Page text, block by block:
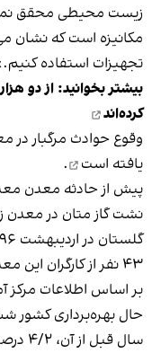
مکانیزه است که نشان
تجهیزات استفاده
بیشتر بخوانید:
کرده‌اند
وقوع حوادث مرگبار در
یافته است
.
پیش از حادثه معدن
نشت گاز متان در معدن
۴۳ نفر از کارگران این معدن جان باختند.
سال قبل از آن، ۴/۲ درصد (۲۴۳ معدن) افزایش داشته است.